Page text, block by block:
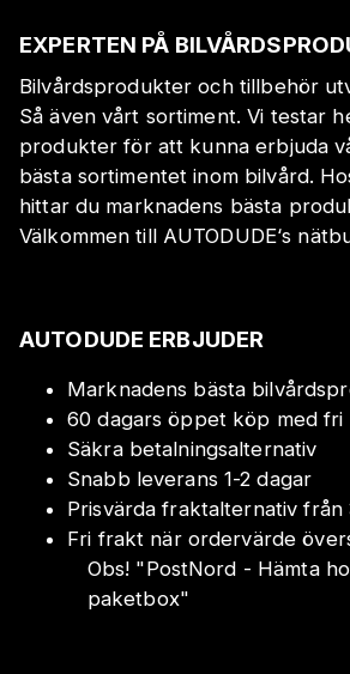
EXPERTEN PÅ
Bilvårdsprodukter och tillbehör
Så även vårt sortiment. Vi testar
produkter för att kunna erbjuda
bästa sortimentet inom bilvård.
hittar du marknadens bästa
Välkommen till AUTODUDE‘s
AUTODUDE ERBJUDER
Marknadens bästa
60 dagars öppet köp med
Säkra betalningsalternativ
Snabb leverans 1-2 dagar
Prisvärda fraktalternativ från
Fri frakt när ordervärde
Obs! "PostNord - Hämta
paketbox"